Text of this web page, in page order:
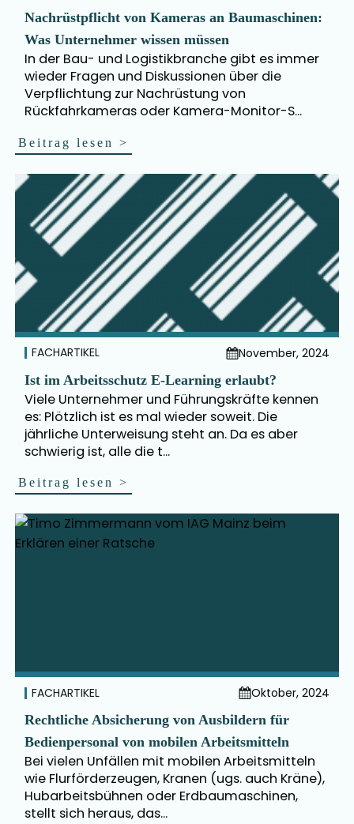
Nachrüstpflicht von Kameras an Baumaschinen:
Was Unternehmer wissen müssen
In der Bau- und Logistikbranche gibt es immer
wieder Fragen und Diskussionen über die
Verpflichtung zur Nachrüstung von
Rückfahrkameras oder Kamera-Monitor-S...
Beitrag lesen>
FACHARTIKEL
November, 2024
Ist im Arbeitsschutz E-Learning erlaubt?
Viele Unternehmer und Führungskräfte kennen
es: Plötzlich ist es mal wieder soweit. Die
jährliche Unterweisung steht an. Da es aber
schwierig ist, alle die t...
Beitrag lesen>
FACHARTIKEL
Oktober, 2024
Rechtliche Absicherung von Ausbildern für
Bedienpersonal von mobilen Arbeitsmitteln
Bei vielen Unfällen mit mobilen Arbeitsmitteln
wie Flurförderzeugen, Kranen (ugs. auch Kräne),
Hubarbeitsbühnen oder Erdbaumaschinen,
stellt sich heraus, das...